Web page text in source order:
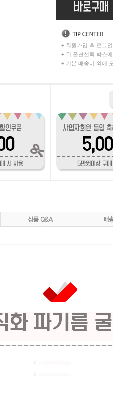
+ 회원가입 후 로그
+ 위 옵션선택 박스
+ 기본 배송비 외에